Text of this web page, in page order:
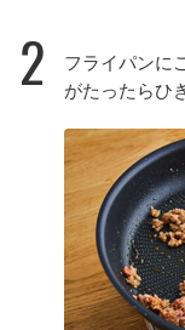
2
フライパンに
がたったらひ